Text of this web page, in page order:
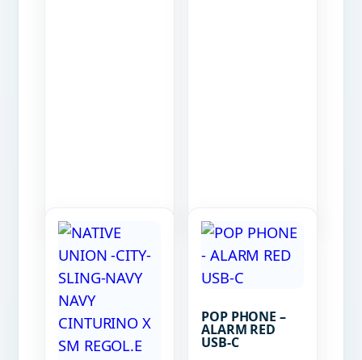
POP PHONE –
ALARM RED
USB-C